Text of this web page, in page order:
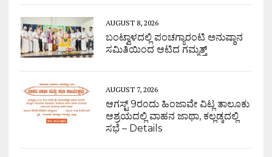
AUGUST 8, 2026
ಬಂಟ್ವಾಳದಲ್ಲಿ ಪಂಚಗ್ಯಾರಂಟಿ ಅನುಷ್ಠಾನ
ಸಮಿತಿಯಿಂದ ಆಟಿದ ಗಮ್ಮತ್ತ್
AUGUST 7, 2026
ಆಗಸ್ಟ್ 9ರಂದು ಹಿಂಜಾವೇ ವಿಟ್ಲ ತಾಲೂಕು
ಆಶ್ರಯದಲ್ಲಿ ವಾಹನ ಜಾಥಾ, ಕಲ್ಲಡ್ಕದಲ್ಲಿ
ಸಭೆ – Details